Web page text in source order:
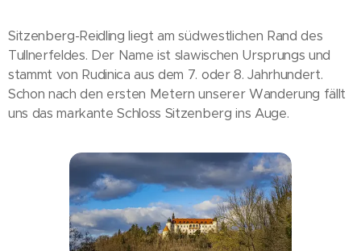
Sitzenberg-Reidling liegt am südwestlichen Rand des
Tullnerfeldes. Der Name ist slawischen Ursprungs und
stammt von Rudinica aus dem 7. oder 8. Jahrhundert.
Schon nach den ersten Metern unserer Wanderung fällt
uns das markante Schloss Sitzenberg ins Auge.